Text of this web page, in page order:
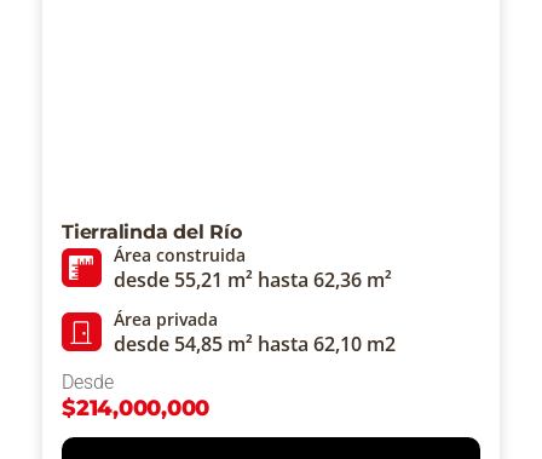
Tierralinda del Río
Área construida
desde 55,21 m² hasta 62,36 m²
Área privada
desde 54,85 m² hasta 62,10 m2
Desde
$214,000,000